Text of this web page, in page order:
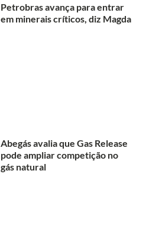
Petrobras avança para entrar
em minerais críticos, diz Magda
Abegás avalia que Gas Release
pode ampliar competição no
gás natural